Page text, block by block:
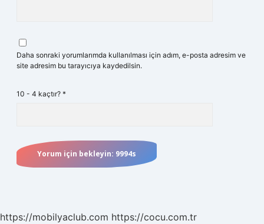
Daha sonraki yorumlarımda kullanılması için adım, e-posta adresim ve
site adresim bu tarayıcıya kaydedilsin.
10 - 4 kaçtır? *
https://mobilyaclub.com https://cocu.com.tr